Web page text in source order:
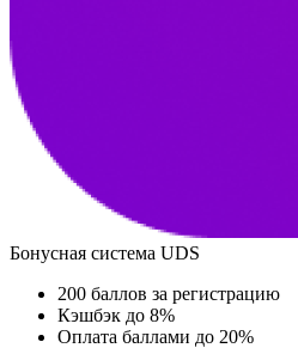
Бонусная система UDS
200 баллов за регистрацию
Кэшбэк до 8%
Оплата баллами до 20%